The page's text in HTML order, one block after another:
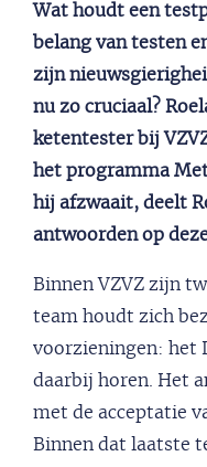
Wat houdt een
belang van testen
zijn
nu zo cruciaal?
ketentester bij
het programma
hij afzwaait, deelt
antwoorden op
Binnen VZVZ zijn
team houdt zich
voorzieningen: het
daarbij horen. Het
met de acceptatie
Binnen dat laatste